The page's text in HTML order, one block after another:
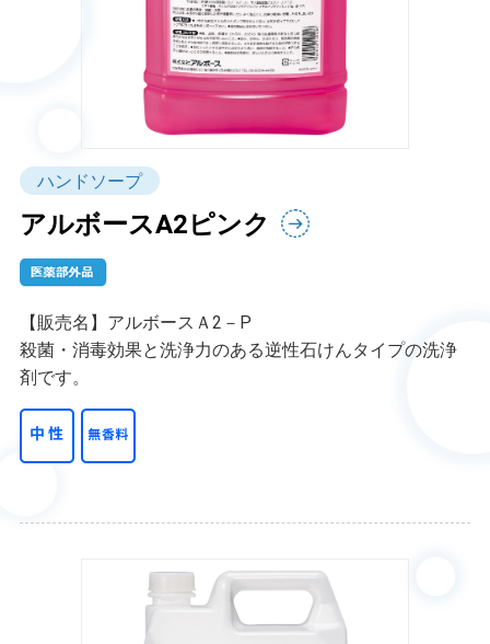
ハンドソープ
アルボースA2ピンク
【販売名】アルボースＡ2－P
殺菌・消毒効果と洗浄力のある逆性石けんタイプの洗浄
剤です。